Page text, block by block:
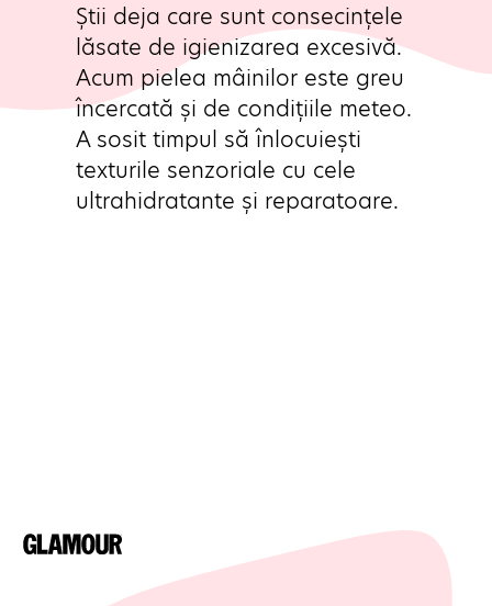
Știi deja care sunt consecințele
lăsate de igienizarea excesivă.
Acum pielea mâinilor este greu
încercată și de condițiile meteo.
A sosit timpul să înlocuiești
texturile senzoriale cu cele
ultrahidratante și reparatoare.